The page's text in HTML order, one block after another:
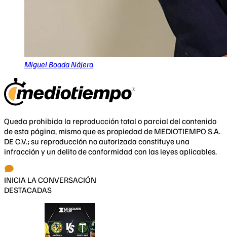
Miguel Boada Nájera
Queda prohibida la reproducción total o parcial del contenido
de esta página, mismo que es propiedad de MEDIOTIEMPO S.A.
DE C.V.; su reproducción no autorizada constituye una
infracción y un delito de conformidad con las leyes aplicables.
INICIA LA CONVERSACIÓN
DESTACADAS